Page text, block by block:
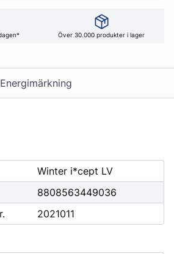
Över 30.000 produkter i lager
Energimärkning
Winter i*cept LV
8808563449036
2021011